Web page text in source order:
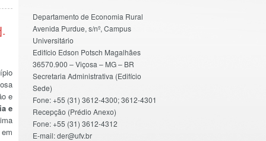
Departamento de Economia Rural
Avenida Purdue, s/nº, Campus
Universitário
Edifício Edson Potsch Magalhães
36570.900 – Viçosa – MG – BR
Secretaria Administrativa (Edifício
Sede)
Fone: +55 (31) 3612-4300; 3612-4301
Recepção (Prédio Anexo)
Fone: +55 (31) 3612-4312
E-mail: der@ufv.br
e
e